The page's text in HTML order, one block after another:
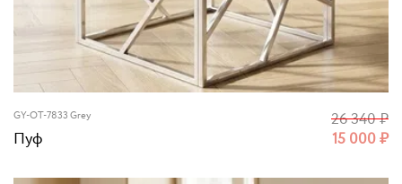
GY-OT-7833 Grey
Пуф 15 000₽
26 340₽